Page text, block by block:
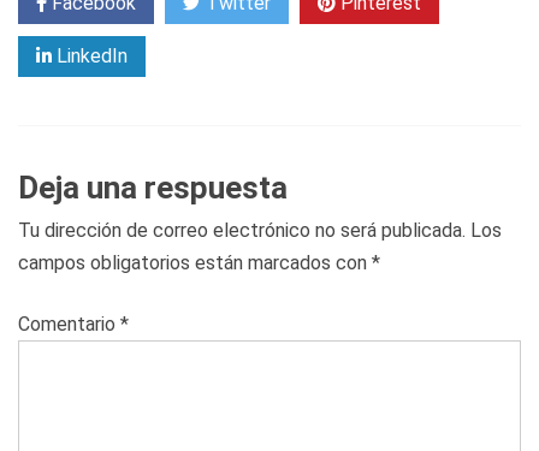
LinkedIn
Deja una respuesta
Tu dirección de correo electrónico no será publicada. Los
campos obligatorios están marcados con *
Comentario *